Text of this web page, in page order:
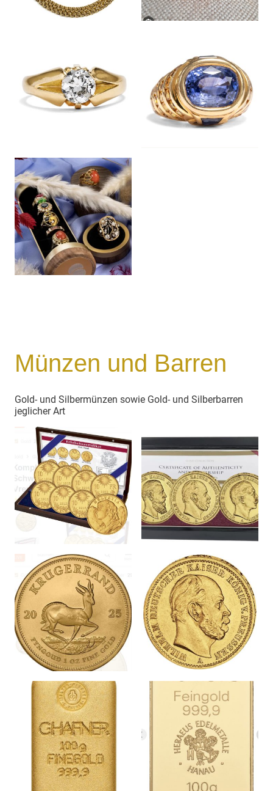
Münzen und Barren
Gold- und Silbermünzen sowie Gold- und Silberbarren
jeglicher Art